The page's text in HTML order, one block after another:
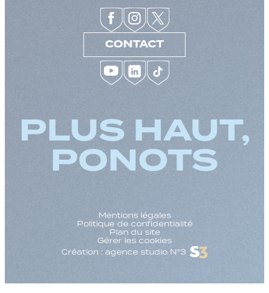
CONTACT
PLUS HAUT,
PONOTS
Mentions légales
Politique de confidentialité
Plan du site
Gérer les cookies
Création : agence studio N°3